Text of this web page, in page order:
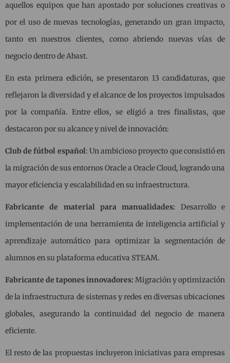
aquellos equipos que han apostado por soluciones creativas o
por el uso de nuevas tecnologías, generando un gran impacto,
tanto en nuestros clientes, como abriendo nuevas vías de
negocio dentro de Abast.
En esta primera edición, se presentaron 13 candidaturas, que
reflejaron la diversidad y el alcance de los proyectos impulsados
por la compañía. Entre ellos, se eligió a tres finalistas, que
destacaron por su alcance y nivel de innovación:
Club de fútbol español: Un ambicioso proyecto que consistió en
la migración de sus entornos Oracle a Oracle Cloud, logrando una
mayor eficiencia y escalabilidad en su infraestructura.
Fabricante de material para manualidades: Desarrollo e
implementación de una herramienta de inteligencia artificial y
aprendizaje automático para optimizar la segmentación de
alumnos en su plataforma educativa STEAM.
Fabricante de tapones innovadores: Migración y optimización
de la infraestructura de sistemas y redes en diversas ubicaciones
globales, asegurando la continuidad del negocio de manera
eficiente.
El resto de las propuestas incluyeron iniciativas para empresas